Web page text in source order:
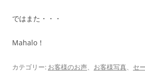
ではまた・・・
Mahalo！
カテゴリー: お客様のお声、 お客様写真、 セ